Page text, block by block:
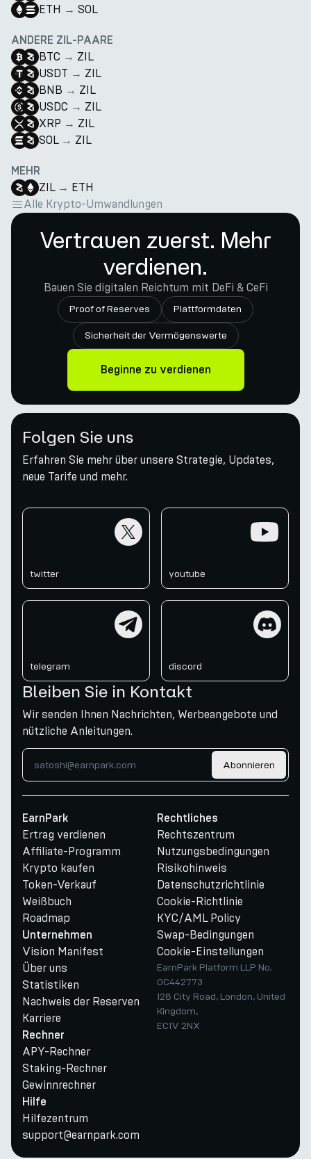
ETH → SOL
ANDERE ZIL-PAARE
BTC → ZIL
USDT → ZIL
BNB → ZIL
USDC → ZIL
XRP → ZIL
SOL → ZIL
MEHR
ZIL → ETH
Alle Krypto-Umwandlungen
Vertrauen zuerst. Mehr
verdienen.
Bauen Sie digitalen Reichtum mit DeFi & CeFi
Proof of Reserves Plattformdaten
Sicherheit der Vermögenswerte
Beginne zu verdienen
Folgen Sie uns
Erfahren Sie mehr über unsere Strategie, Updates,
neue Tarife und mehr.
twitter youtube
telegram discord
Bleiben Sie in Kontakt
Wir senden Ihnen Nachrichten, Werbeangebote und
nützliche Anleitungen.
Abonnieren
EarnPark
Ertrag verdienen
Affiliate-Programm
Krypto kaufen
Token-Verkauf
Weißbuch
Roadmap
Unternehmen
Vision Manifest
Über uns
Statistiken
Nachweis der Reserven
Karriere
Rechner
APY-Rechner
Staking-Rechner
Gewinnrechner
Hilfe
Hilfezentrum
support@earnpark.com
Rechtliches
Rechtszentrum
Nutzungsbedingungen
Risikohinweis
Datenschutzrichtlinie
Cookie-Richtlinie
KYC/AML Policy
Swap-Bedingungen
Cookie-Einstellungen
EarnPark Platform LLP No.
OC442773
128 City Road, London, United
Kingdom,
EC1V 2NX